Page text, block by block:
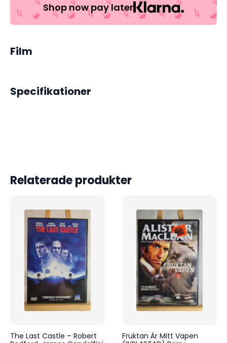
Shop now pay later
Film
Specifikationer
Relaterade produkter
The Last Castle – Robert
Fruktan Är Mitt Vapen